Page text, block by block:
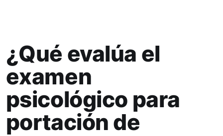
¿Qué evalúa el
examen
psicológico para
portación de